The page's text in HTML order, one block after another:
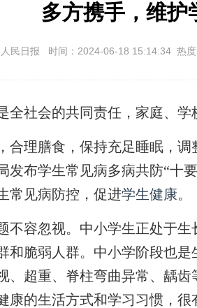
多方携手，维护
人民日报 时间：2024-06-18 15:14:34 热
全社会的共同责任，家庭、
理膳食，保持充足睡眠，
发布学生常见病多病共防“十
常见病防控，促进学生健康。
容忽视。中小学生正处于生
和脆弱人群。中小学阶段也
、超重、脊柱弯曲异常、龋
康的生活方式和学习习惯，很